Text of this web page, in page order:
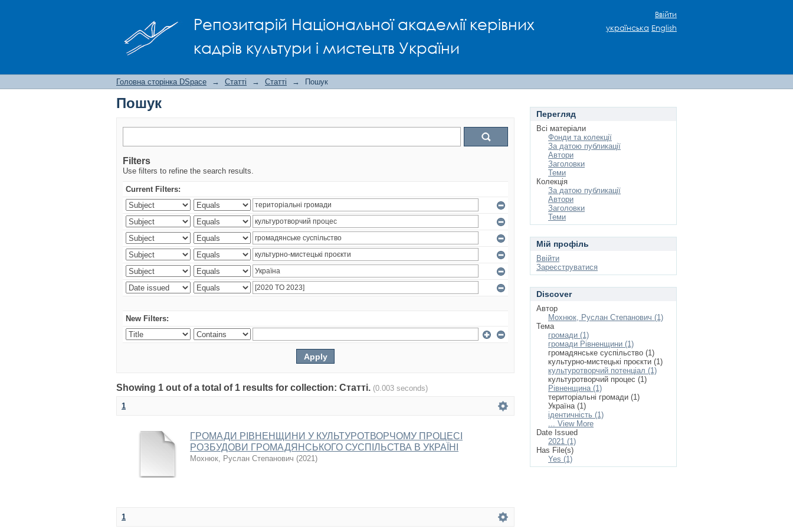
Репозитарій Національної академії керівних
кадрів культури і мистецтв України
Ввійти
українська English
Головна сторінка DSpace → Статті → Статті → Пошук
Пошук
Filters
Use filters to refine the search results.
Current Filters:
New Filters:
Showing 1 out of a total of 1 results for collection: Статті. (0.003 seconds)
1
ГРОМАДИ РІВНЕНЩИНИ У КУЛЬТУРОТВОРЧОМУ ПРОЦЕСІ
РОЗБУДОВИ ГРОМАДЯНСЬКОГО СУСПІЛЬСТВА В УКРАЇНІ
Мохнюк, Руслан Степанович (2021)
1
Перегляд
Всі матеріали
Фонди та колекції
За датою публикації
Автори
Заголовки
Теми
Колекція
За датою публикації
Автори
Заголовки
Теми
Мій профіль
Ввійти
Зареєструватися
Discover
Автор
Мохнюк, Руслан Степанович (1)
Тема
громади (1)
громади Рівненщини (1)
громадянське суспільство (1)
культурно-мистецькі проєкти (1)
культуротворчий потенціал (1)
культуротворчий процес (1)
Рівненщина (1)
територіальні громади (1)
Україна (1)
ідентичність (1)
... View More
Date Issued
2021 (1)
Has File(s)
Yes (1)